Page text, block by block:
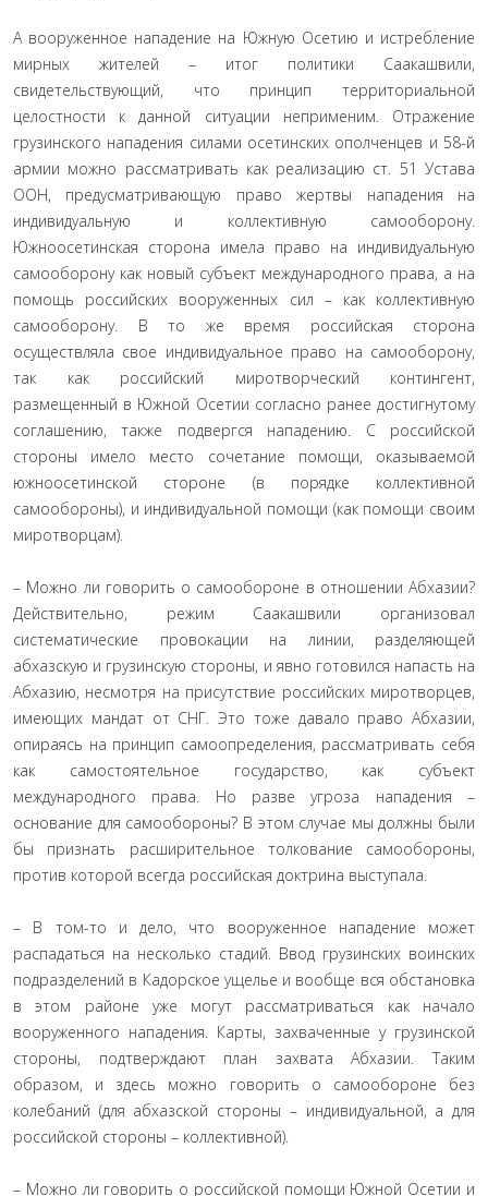
А вооруженное нападение на Южную Осетию и истребление
мирных жителей – итог политики Саакашвили,
свидетельствующий, что принцип территориальной
целостности к данной ситуации неприменим. Отражение
грузинского нападения силами осетинских ополченцев и 58-й
армии можно рассматривать как реализацию ст. 51 Устава
ООН, предусматривающую право жертвы нападения на
индивидуальную и коллективную самооборону.
Южноосетинская сторона имела право на индивидуальную
самооборону как новый субъект международного права, а на
помощь российских вооруженных сил – как коллективную
самооборону. В то же время российская сторона
осуществляла свое индивидуальное право на самооборону,
так как российский миротворческий контингент,
размещенный в Южной Осетии согласно ранее достигнутому
соглашению, также подвергся нападению. С российской
стороны имело место сочетание помощи, оказываемой
южноосетинской стороне (в порядке коллективной
самообороны), и индивидуальной помощи (как помощи своим
миротворцам).
– Можно ли говорить о самообороне в отношении Абхазии?
Действительно, режим Саакашвили организовал
систематические провокации на линии, разделяющей
абхазскую и грузинскую стороны, и явно готовился напасть на
Абхазию, несмотря на присутствие российских миротворцев,
имеющих мандат от СНГ. Это тоже давало право Абхазии,
опираясь на принцип самоопределения, рассматривать себя
как самостоятельное государство, как субъект
международного права. Но разве угроза нападения –
основание для самообороны? В этом случае мы должны были
бы признать расширительное толкование самообороны,
против которой всегда российская доктрина выступала.
– В том-то и дело, что вооруженное нападение может
распадаться на несколько стадий. Ввод грузинских воинских
подразделений в Кадорское ущелье и вообще вся обстановка
в этом районе уже могут рассматриваться как начало
вооруженного нападения. Карты, захваченные у грузинской
стороны, подтверждают план захвата Абхазии. Таким
образом, и здесь можно говорить о самообороне без
колебаний (для абхазской стороны – индивидуальной, а для
российской стороны – коллективной).
– Можно ли говорить о российской помощи Южной Осетии и